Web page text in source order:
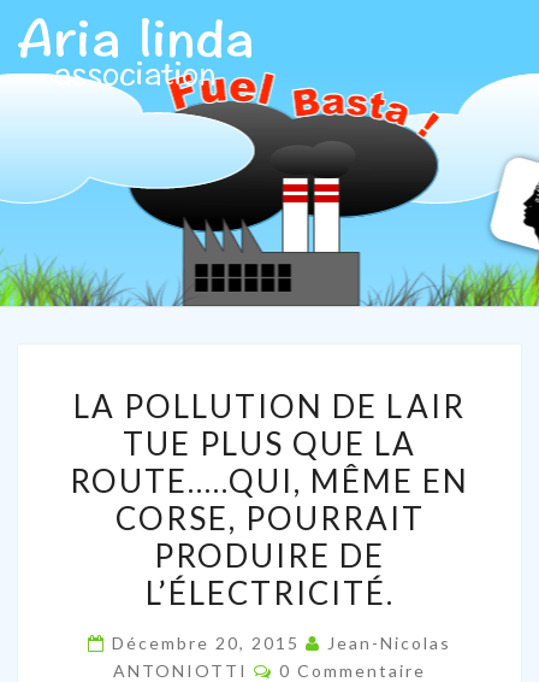
Association
Aria Linda
POLLUTION
DE
LAIR
TUE
PLUS
QUE
LA
ROUTE…..QUI,
MÊME
LA POLLUTION DE LAIR
TUE PLUS QUE LA
ROUTE…..QUI, MÊME EN
CORSE, POURRAIT
PRODUIRE DE
L’ÉLECTRICITÉ.
Décembre 20, 2015
Jean-Nicolas
ANTONIOTTI
Commentaires
0 Commentaire